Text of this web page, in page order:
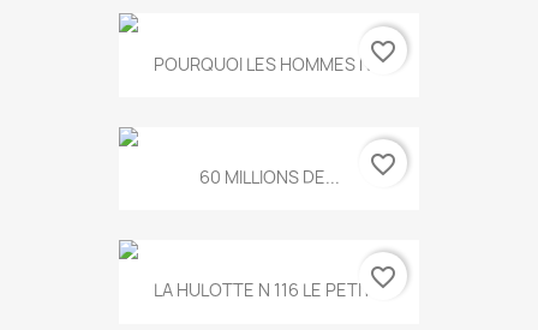
POURQUOI LES HOMMES N...favorite_border
60 MILLIONS DE... favorite_border
LA HULOTTE N 116 LE PETIT...favorite_border